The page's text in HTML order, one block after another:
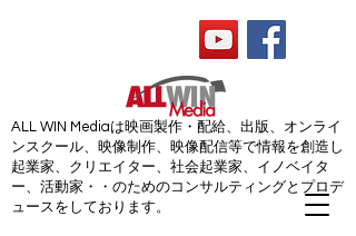
ALL WIN Mediaは映画製作・配給、出版、オンライ
ンスクール、映像制作、映像配信等で情報を創造し
起業家、クリエイター、社会起業家、イノベイタ
ー、活動家・・のためのコンサルティングとプロデ
ュースをしております。